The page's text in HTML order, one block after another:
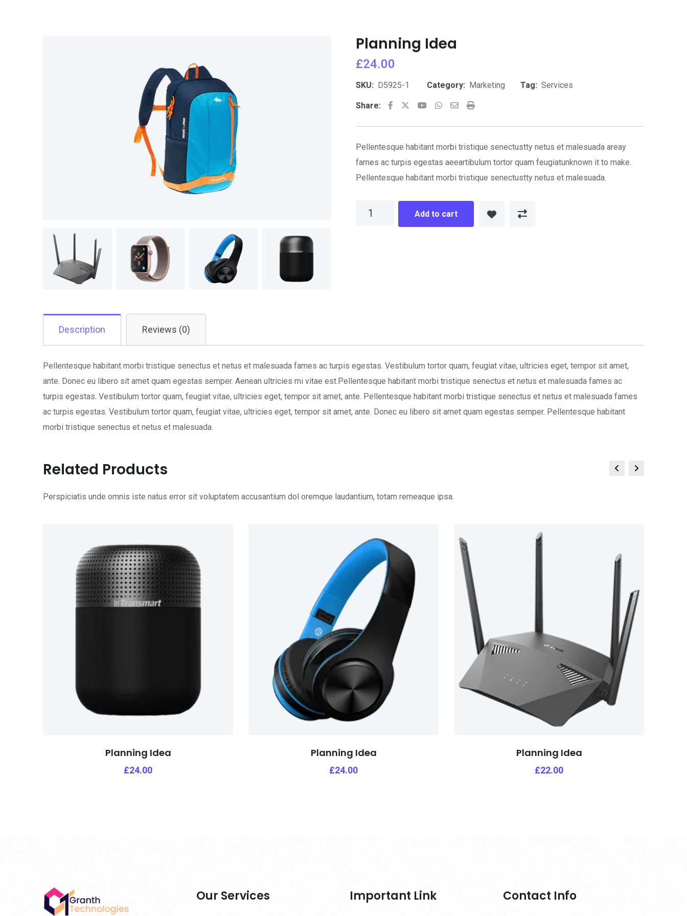
Planning Idea
£24.00
SKU: D5925-1 Category: Marketing Tag: Services
Share: YoutubeWhatsapp
SharePrint
Pellentesque habitant morbi tristique senectustty netus et malesuada areay
fames ac turpis egestas aeeartibulum tortor quam feugiatunknown it to make.
Pellentesque habitant morbi tristique senectustty netus et malesuada.
Planning
Add to cart
Description Reviews (0)
Pellentesque habitant morbi tristique senectus et netus et malesuada fames ac turpis egestas. Vestibulum tortor quam, feugiat vitae, ultricies eget, tempor sit amet,
ante. Donec eu libero sit amet quam egestas semper. Aenean ultricies mi vitae est.Pellentesque habitant morbi tristique senectus et netus et malesuada fames ac
turpis egestas. Vestibulum tortor quam, feugiat vitae, ultricies eget, tempor sit amet, ante. Pellentesque habitant morbi tristique senectus et netus et malesuada fames
ac turpis egestas. Vestibulum tortor quam, feugiat vitae, ultricies eget, tempor sit amet, ante. Donec eu libero sit amet quam egestas semper. Pellentesque habitant
morbi tristique senectus et netus et malesuada.
Related Products
Perspiciatis unde omnis iste natus error sit voluptatem accusantium dol oremque laudantium, totam remeaque ipsa.
Planning Idea
£24.00
Planning Idea
£24.00
Planning Idea
£22.00
Our Services Important Link Contact Info